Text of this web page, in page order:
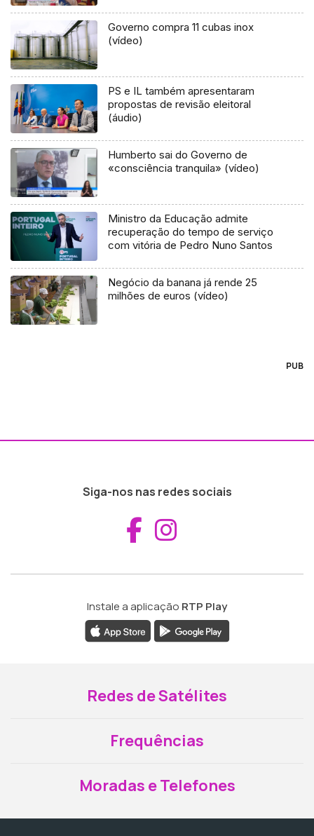
Governo compra 11 cubas inox
(vídeo)
PS e IL também apresentaram
propostas de revisão eleitoral
(áudio)
Humberto sai do Governo de
«consciência tranquila» (vídeo)
Ministro da Educação admite
recuperação do tempo de serviço
com vitória de Pedro Nuno Santos
Negócio da banana já rende 25
milhões de euros (vídeo)
PUB
Siga-nos nas redes sociais
Aceder ao
Instale a aplicação RTP Play
Redes de Satélites
Frequências
Moradas e Telefones